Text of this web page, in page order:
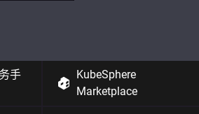
手
KubeSphere
Marketplace